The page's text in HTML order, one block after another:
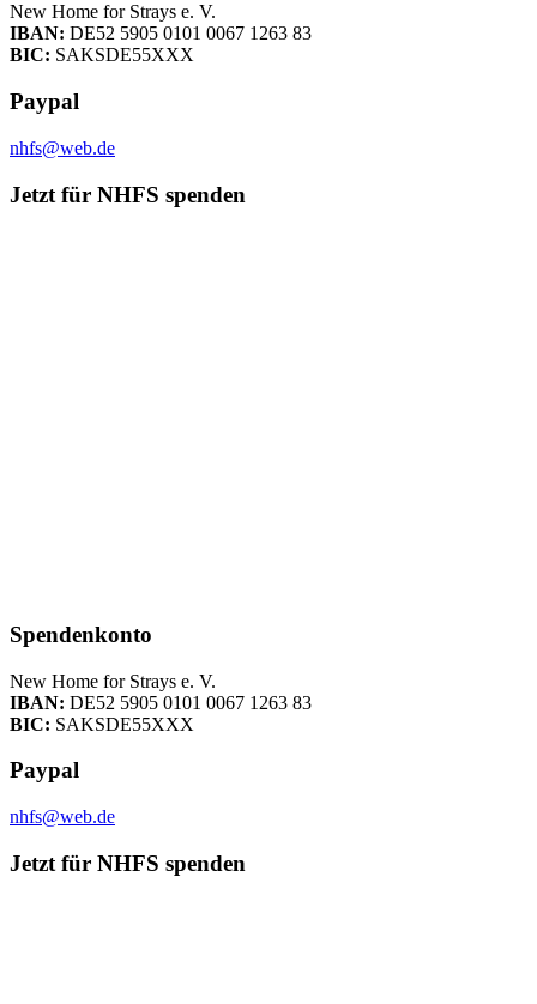
New Home for Strays e. V.
IBAN: DE52 5905 0101 0067 1263 83
BIC: SAKSDE55XXX
Paypal
nhfs@web.de
Jetzt für NHFS spenden
Spendenkonto
New Home for Strays e. V.
IBAN: DE52 5905 0101 0067 1263 83
BIC: SAKSDE55XXX
Paypal
nhfs@web.de
Jetzt für NHFS spenden